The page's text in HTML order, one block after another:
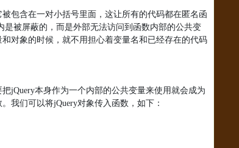
包含在一对小括号里面，这让所有的代码都在匿名函
是被屏蔽的，而是外部无法访问到函数内部的公共变
对象的时候，就不用担心着变量名和已经存在的代码
把jQuery本身作为一个内部的公共变量来使用就会成为
我们可以将jQuery对象传入函数，如下：